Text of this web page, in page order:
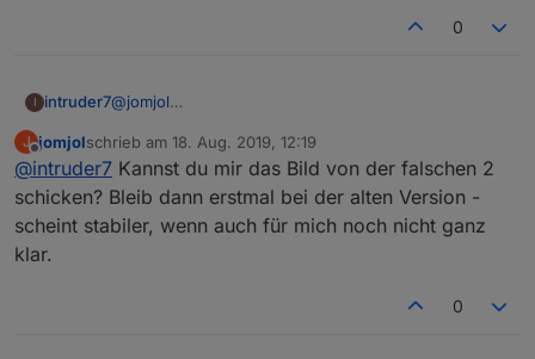
0
I intruder7@jomjol
Ergebnis
J
Offline
jomjolschrieb am 18. Aug. 2019, 12:19
zuletzt editiert von
@intruder7 Kannst du mir das Bild von der falschen 2
schicken? Bleib dann erstmal bei der alten Version -
scheint stabiler, wenn auch für mich noch nicht ganz
klar.
0